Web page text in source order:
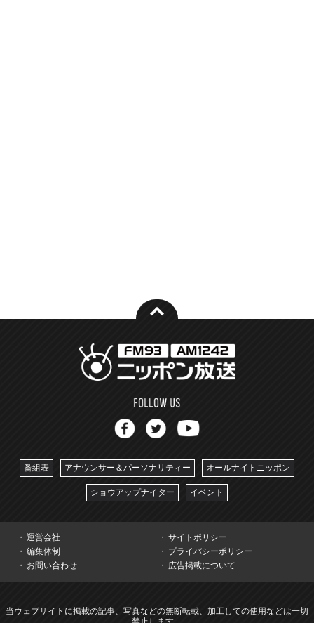
番組表 アナウンサー＆パーソナリティー オールナイトニッポン
ショウアップナイター イベント
運営会社
サイトポリシー
編集体制
プライバシーポリシー
お問い合わせ
広告掲載について
当ウェブサイトに掲載の記事、写真などの無断転載、加工しての使用などは一切